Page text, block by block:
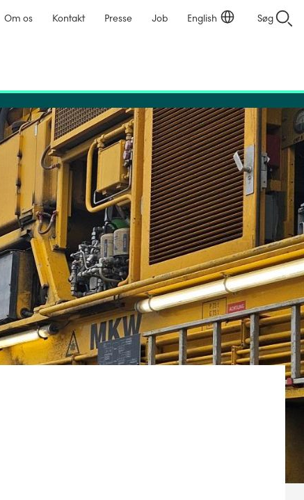
Om os Kontakt Presse Job English Søg